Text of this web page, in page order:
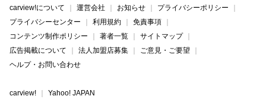
carview!について 運営会社 お知らせ
プライバシーポリシー
プライバシーセンター
利用規約
免責事項
コンテンツ制作ポリシー
著者一覧
サイトマップ
広告掲載について
法人加盟店募集
ご意見・ご要望
ヘルプ・お問い合わせ
carview! Yahoo! JAPAN